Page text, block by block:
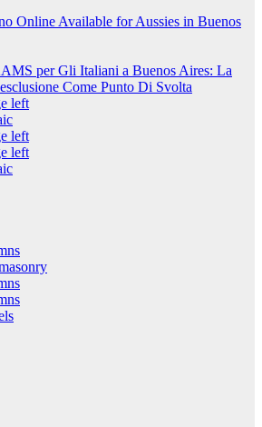
Online Available for Aussies in Buenos
per Gli Italiani a Buenos Aires: La
Come Punto Di Svolta
left
left
left